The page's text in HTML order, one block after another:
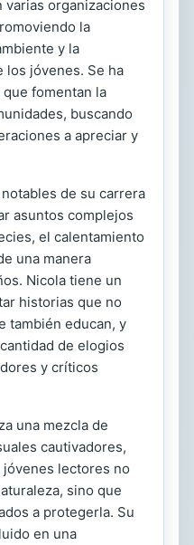
varias organizaciones
la
y la
los jóvenes. Se ha
fomentan la
buscando
a apreciar y
de su carrera
asuntos complejos
el calentamiento
una manera
Nicola tiene un
historias que no
también educan, y
de elogios
y críticos
una mezcla de
cautivadores,
lectores no
sino que
a protegerla. Su
en una